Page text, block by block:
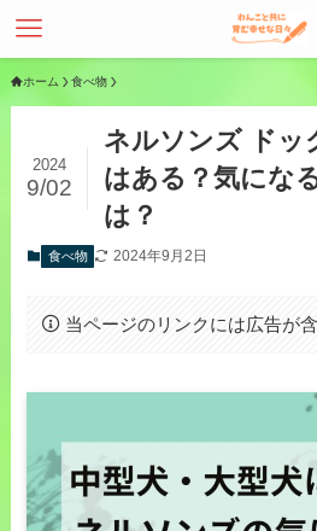
ホーム 食べ物
ネルソンズ ドッ
はある？気にな
は？
2024
9/02
食べ物 2024年9月2日
当ページのリンクには広告が